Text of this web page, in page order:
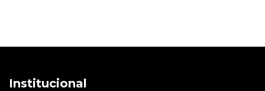
Institucional